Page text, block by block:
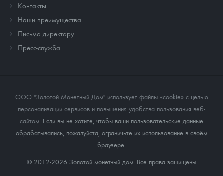
Контакты
Наши преимущества
Письмо директору
Пресс-служба
ООО "Золотой Монетный Дом" использует файлы «cookie» с целью
персонализации сервисов и повышения удобства пользования веб-
сайтом . Если вы не хотите, чтобы ваши пользовательские данные
обрабатывались, пожалуйста, ограничьте их использование в своём
браузере.
© 2012-2026 Золотой монетный дом. Все права защищены